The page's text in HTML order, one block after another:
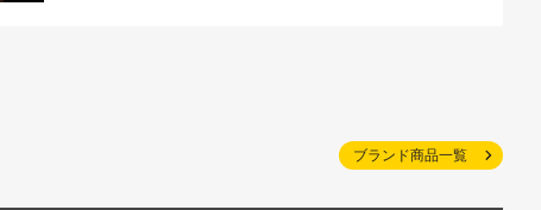
ブランド商品一覧